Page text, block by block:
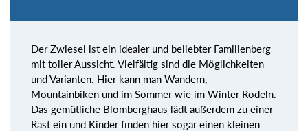
Der Zwiesel ist ein idealer und beliebter Familienberg
mit toller Aussicht. Vielfältig sind die Möglichkeiten
und Varianten. Hier kann man Wandern,
Mountainbiken und im Sommer wie im Winter Rodeln.
Das gemütliche Blomberghaus lädt außerdem zu einer
Rast ein und Kinder finden hier sogar einen kleinen